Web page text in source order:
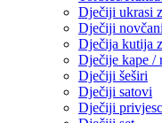
Dječiji ukrasi
Dječiji
Dječija kutija
Dječije kape /
Dječiji šeširi
Dječiji satovi
Dječiji